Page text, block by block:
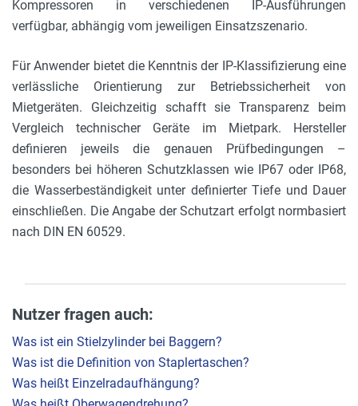
Kompressoren in verschiedenen IP-Ausführungen
verfügbar, abhängig vom jeweiligen Einsatzszenario.
Für Anwender bietet die Kenntnis der IP-Klassifizierung eine
verlässliche Orientierung zur Betriebssicherheit von
Mietgeräten. Gleichzeitig schafft sie Transparenz beim
Vergleich technischer Geräte im Mietpark. Hersteller
definieren jeweils die genauen Prüfbedingungen –
besonders bei höheren Schutzklassen wie IP67 oder IP68,
die Wasserbeständigkeit unter definierter Tiefe und Dauer
einschließen. Die Angabe der Schutzart erfolgt normbasiert
nach DIN EN 60529.
Nutzer fragen auch:
Was ist ein Stielzylinder bei Baggern?
Was ist die Definition von Staplertaschen?
Was heißt Einzelradaufhängung?